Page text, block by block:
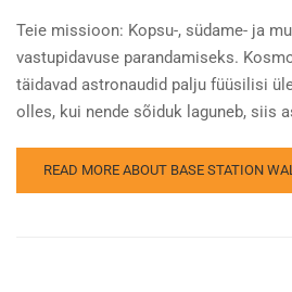
Teie missioon: Kopsu-, südame- ja
vastupidavuse parandamiseks.
täidavad astronaudid palju füüsilisi
olles, kui nende sõiduk laguneb, siis
READ MORE ABOUT BASE STATION